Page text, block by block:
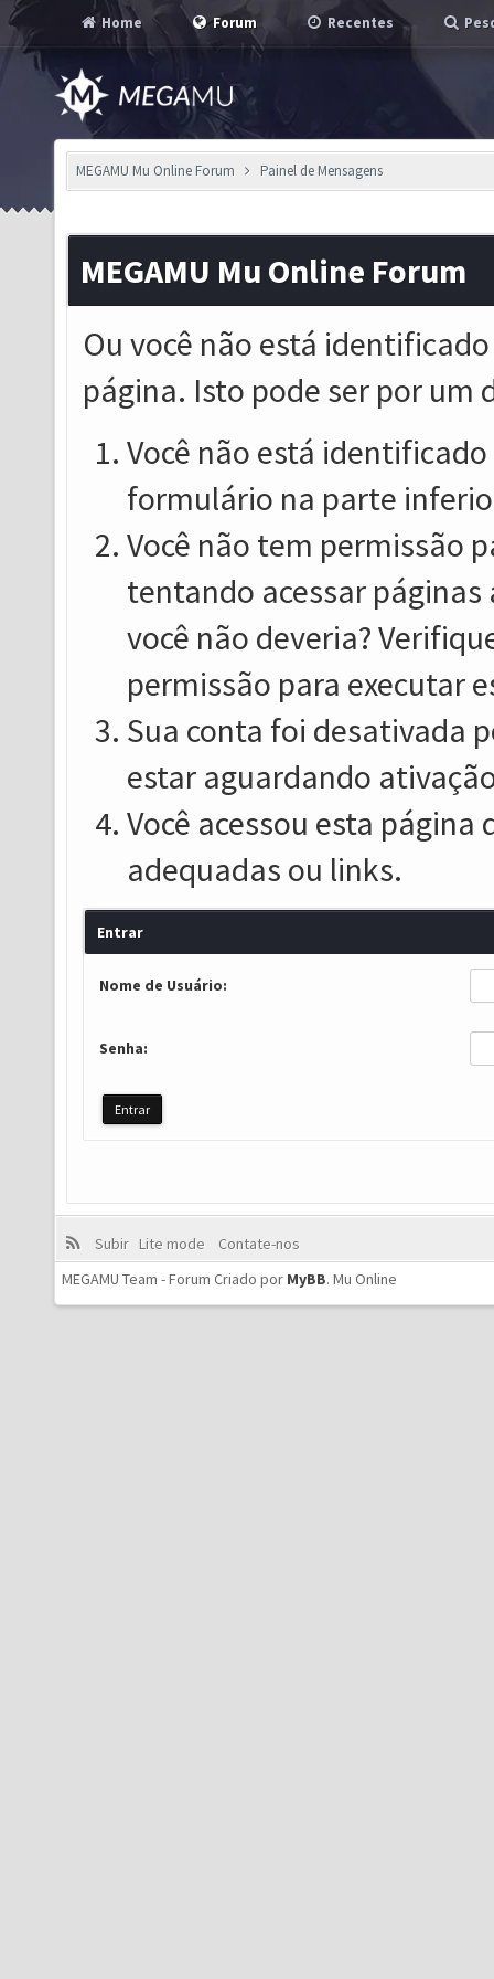
Home Forum Recentes
MEGAMU Mu Online Forum Painel de Mensagens
MEGAMU Mu Online Forum
Ou você não está
página. Isto pode ser por um
Você não está
formulário na parte
Você não tem permissão
tentando acessar
você não deveria?
permissão para executar
Sua conta foi desativada
estar aguardando
Você acessou esta
adequadas ou links.
Entrar
Nome de Usuário:
Senha:
Subir Lite mode
Contate-nos
MEGAMU Team - Forum Criado por MyBB. Mu Online